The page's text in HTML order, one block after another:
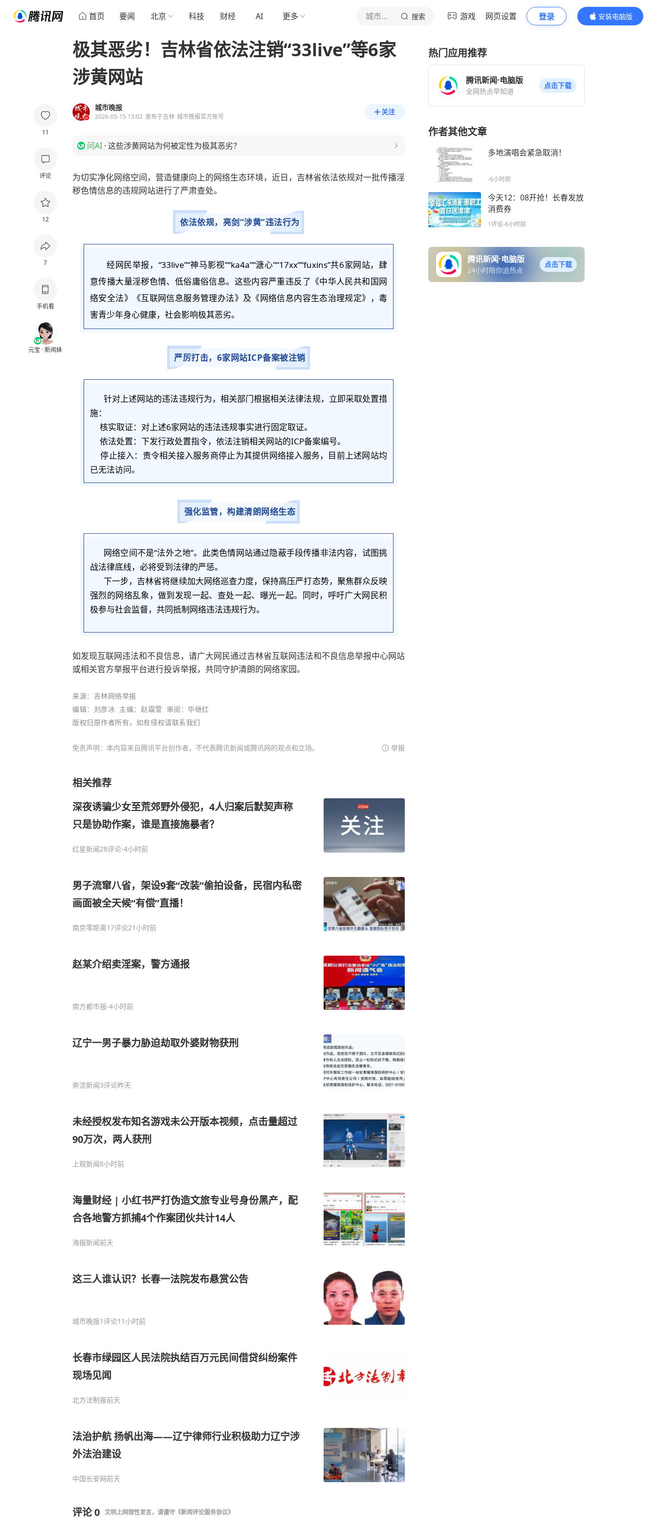
首页 要闻 北京 科技 财经 AI 更多 城市晚报 搜索 游戏 网页设置 登录
安装电脑版
内容更精彩
11
评论
12
7
手机看
元宝 · 新闻妹
极其恶劣！吉林省依法注销“33live”等6家
涉黄网站
城市晚报
2026-05-15 13:02 发布于吉林 城市晚报官方账号
关注
问AI · 这些涉黄网站为何被定性为极其恶劣？
为切实净化网络空间，营造健康向上的网络生态环境，近日，吉林省依法依规对一批传播淫
秽色情信息的违规网站进行了严肃查处。
依法依规，亮剑“涉黄”违法行为
经网民举报，“33live”“神马影视”“ka4a”“溏心”“17xx”“fuxins”共6家网站，肆
意传播大量淫秽色情、低俗庸俗信息。这些内容严重违反了《中华人民共和国网
络安全法》《互联网信息服务管理办法》及《网络信息内容生态治理规定》，毒
害青少年身心健康，社会影响极其恶劣。
严厉打击，6家网站ICP备案被注销
针对上述网站的违法违规行为，相关部门根据相关法律法规，立即采取处置措
施：
核实取证：对上述6家网站的违法违规事实进行固定取证。
依法处置：下发行政处置指令，依法注销相关网站的ICP备案编号。
停止接入：责令相关接入服务商停止为其提供网络接入服务，目前上述网站均
已无法访问。
强化监管，构建清朗网络生态
网络空间不是“法外之地”。此类色情网站通过隐蔽手段传播非法内容，试图挑
战法律底线，必将受到法律的严惩。
下一步，吉林省将继续加大网络巡查力度，保持高压严打态势，聚焦群众反映
强烈的网络乱象，做到发现一起、查处一起、曝光一起。同时，呼吁广大网民积
极参与社会监督，共同抵制网络违法违规行为。
如发现互联网违法和不良信息，请广大网民通过吉林省互联网违法和不良信息举报中心网站
或相关官方举报平台进行投诉举报，共同守护清朗的网络家园。
来源：吉林网络举报
编辑：刘彦冰 主编： 赵霜雪 审阅：毕继红
版权归原作者所有，如有侵权请联系我们
免责声明：本内容来自腾讯平台创作者，不代表腾讯新闻或腾讯网的观点和立场。 举报
相关推荐
深夜诱骗少女至荒郊野外侵犯，4人归案后默契声称
只是协助作案，谁是直接施暴者？
红星新闻28评论-4小时前
男子流窜八省，架设9套“改装”偷拍设备，民宿内私密
画面被全天候“有偿”直播！
南京零距离17评论21小时前
赵某介绍卖淫案，警方通报
南方都市报-4小时前
辽宁一男子暴力胁迫劫取外婆财物获刑
奔流新闻3评论昨天
未经授权发布知名游戏未公开版本视频，点击量超过
90万次，两人获刑
上观新闻8小时前
海量财经 | 小红书严打伪造文旅专业号身份黑产，配
合各地警方抓捕4个作案团伙共计14人
海报新闻前天
这三人谁认识？长春一法院发布悬赏公告
城市晚报1评论11小时前
长春市绿园区人民法院执结百万元民间借贷纠纷案件
现场见闻
北方法制报前天
法治护航 扬帆出海——辽宁律师行业积极助力辽宁涉
外法治建设
中国长安网前天
评论0 文明上网理性发言，请遵守 《新闻评论服务协议》
热门应用推荐
腾讯新闻·电脑版
全网热点早知道
点击下载
作者其他文章
多地演唱会紧急取消！
-6小时前
今天12：08开抢！长春发放
消费券
1评论-6小时前
腾讯新闻·电脑版
24小时陪你追热点
点击下载